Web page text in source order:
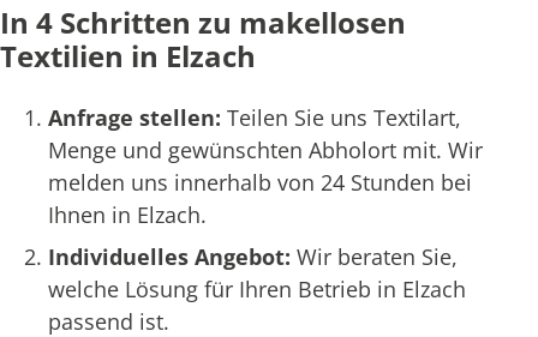
In 4 Schritten zu makellosen
Textilien in Elzach
Anfrage stellen: Teilen Sie uns Textilart,
Menge und gewünschten Abholort mit. Wir
melden uns innerhalb von 24 Stunden bei
Ihnen in Elzach.
Individuelles Angebot: Wir beraten Sie,
welche Lösung für Ihren Betrieb in Elzach
passend ist.